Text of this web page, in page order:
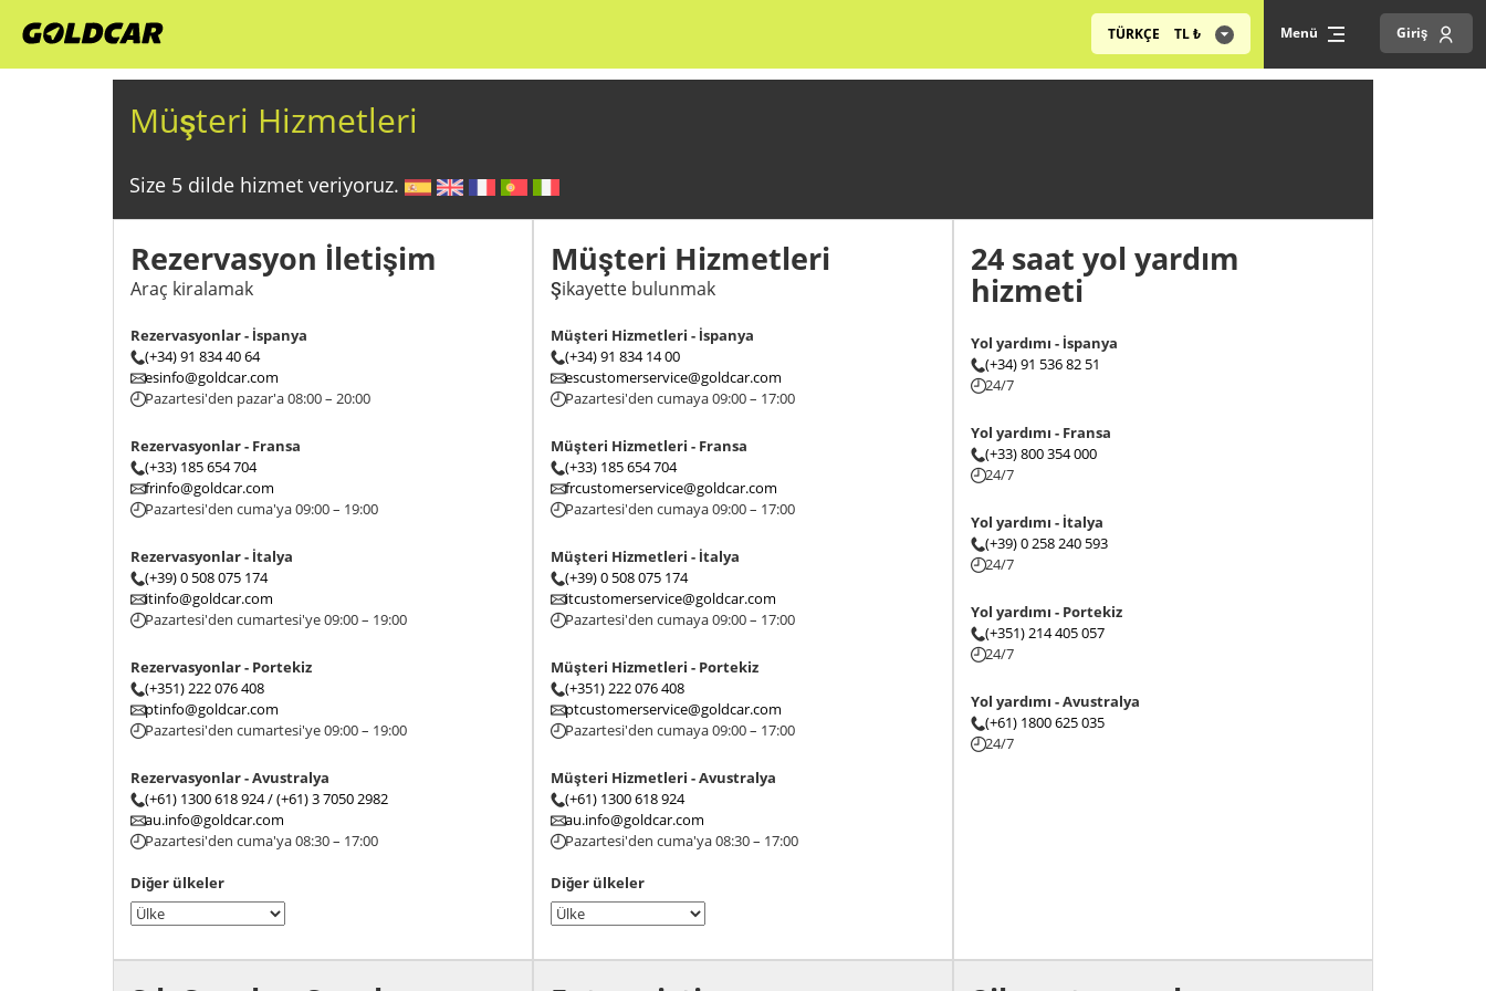
Menü Giriş
TÜRKÇE TL₺
Müşteri Hizmetleri
Size 5 dilde hizmet veriyoruz.
Rezervasyon İletişim
Araç kiralamak
Rezervasyonlar - İspanya
(+34) 91 834 40 64
esinfo@goldcar.com
Pazartesi'den pazar'a 08:00 – 20:00
Rezervasyonlar - Fransa
(+33) 185 654 704
frinfo@goldcar.com
Pazartesi'den cuma'ya 09:00 – 19:00
Rezervasyonlar - İtalya
(+39) 0 508 075 174
itinfo@goldcar.com
Pazartesi'den cumartesi'ye 09:00 – 19:00
Rezervasyonlar - Portekiz
(+351) 222 076 408
ptinfo@goldcar.com
Pazartesi'den cumartesi'ye 09:00 – 19:00
Rezervasyonlar - Avustralya
(+61) 1300 618 924 / (+61) 3 7050 2982
au.info@goldcar.com
Pazartesi'den cuma'ya 08:30 – 17:00
Diğer ülkeler
Müşteri Hizmetleri
Şikayette bulunmak
Müşteri Hizmetleri - İspanya
(+34) 91 834 14 00
escustomerservice@goldcar.com
Pazartesi'den cumaya 09:00 – 17:00
Müşteri Hizmetleri - Fransa
(+33) 185 654 704
frcustomerservice@goldcar.com
Pazartesi'den cumaya 09:00 – 17:00
Müşteri Hizmetleri - İtalya
(+39) 0 508 075 174
itcustomerservice@goldcar.com
Pazartesi'den cumaya 09:00 – 17:00
Müşteri Hizmetleri - Portekiz
(+351) 222 076 408
ptcustomerservice@goldcar.com
Pazartesi'den cumaya 09:00 – 17:00
Müşteri Hizmetleri - Avustralya
(+61) 1300 618 924
au.info@goldcar.com
Pazartesi'den cuma'ya 08:30 – 17:00
Diğer ülkeler
24 saat yol yardım
hizmeti
Yol yardımı - İspanya
(+34) 91 536 82 51
24/7
Yol yardımı - Fransa
(+33) 800 354 000
24/7
Yol yardımı - İtalya
(+39) 0 258 240 593
24/7
Yol yardımı - Portekiz
(+351) 214 405 057
24/7
Yol yardımı - Avustralya
(+61) 1800 625 035
24/7